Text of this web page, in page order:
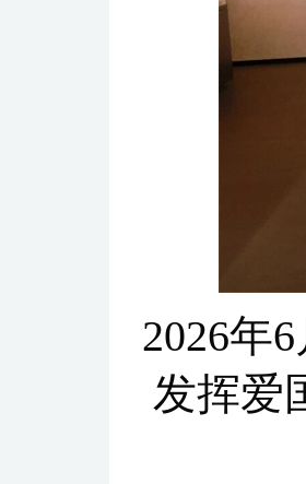
2026年
发挥爱